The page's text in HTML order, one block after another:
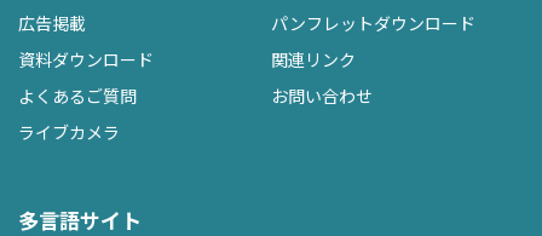
広告掲載
パンフレットダウンロード
資料ダウンロード
関連リンク
よくあるご質問
お問い合わせ
ライブカメラ
多言語サイト